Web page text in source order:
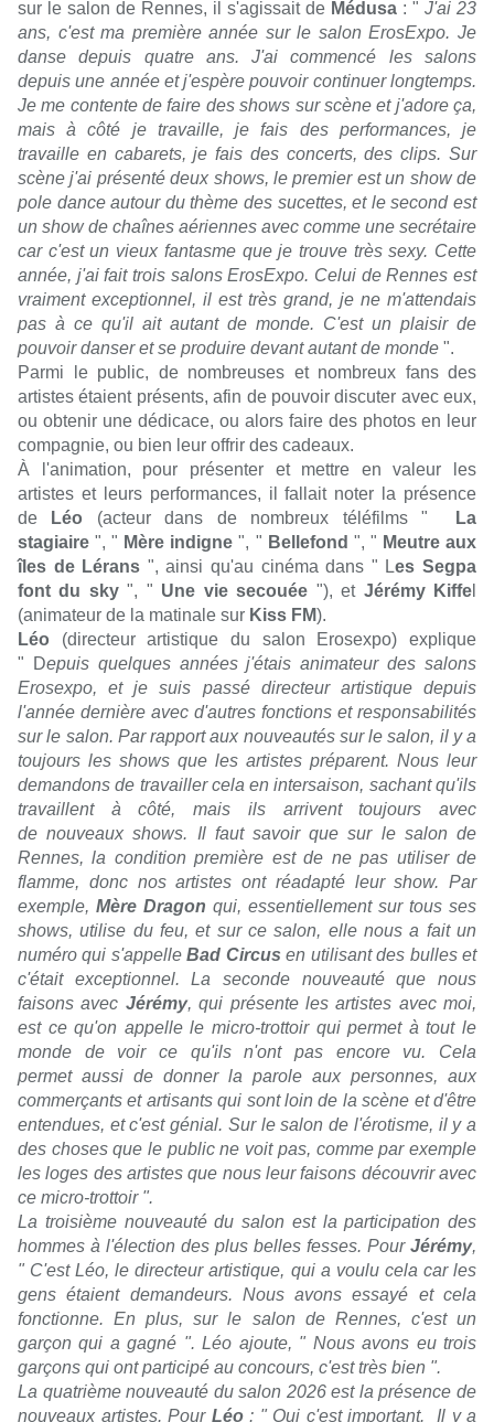
sur le salon de Rennes, il s'agissait de Médusa : " J'ai 23
ans, c'est ma première année sur le salon ErosExpo. Je
danse depuis quatre ans. J'ai commencé les salons
depuis une année et j'espère pouvoir continuer longtemps.
Je me contente de faire des shows sur scène et j'adore ça,
mais à côté je travaille, je fais des performances, je
travaille en cabarets, je fais des concerts, des clips. Sur
scène j'ai présenté deux shows, le premier est un show de
pole dance autour du thème des sucettes, et le second est
un show de chaînes aériennes avec comme une secrétaire
car c'est un vieux fantasme que je trouve très sexy. Cette
année, j'ai fait trois salons ErosExpo. Celui de Rennes est
vraiment exceptionnel, il est très grand, je ne m'attendais
pas à ce qu'il ait autant de monde. C'est un plaisir de
pouvoir danser et se produire devant autant de monde ".
Parmi le public, de nombreuses et nombreux fans des
artistes étaient présents, afin de pouvoir discuter avec eux,
ou obtenir une dédicace, ou alors faire des photos en leur
compagnie, ou bien leur offrir des cadeaux.
À l'animation, pour présenter et mettre en valeur les
artistes et leurs performances, il fallait noter la présence
de
Léo (acteur dans de nombreux téléfilms "
La
stagiaire ", " Mère indigne ", " Bellefond ", " Meutre aux
îles de Lérans ", ainsi qu'au cinéma dans " Les Segpa
font du sky ", " Une vie secouée "), et Jérémy Kiffe
(animateur de la matinale sur Kiss FM).
Léo
(directeur artistique du salon Erosexpo) explique
" Depuis quelques années j'étais animateur des salons
Erosexpo, et je suis passé directeur artistique depuis
l'année dernière avec d'autres fonctions et responsabilités
sur le salon. Par rapport aux nouveautés sur le salon, il y a
toujours les shows que les artistes préparent. Nous leur
demandons de travailler cela en intersaison, sachant qu'ils
travaillent à côté, mais ils arrivent toujours avec
de nouveaux shows. Il faut savoir que sur le salon de
Rennes, la condition première est de ne pas utiliser de
flamme, donc nos artistes ont réadapté leur show. Par
exemple, Mère Dragon qui, essentiellement sur tous ses
shows, utilise du feu, et sur ce salon, elle nous a fait un
numéro qui s'appelleBad Circusen utilisant des bulles et
c'était exceptionnel. La seconde nouveauté que nous
faisons avec Jérémy, qui présente les artistes avec moi,
est ce qu'on appelle le micro-trottoir qui permet à tout le
monde de voir ce qu'ils n'ont pas encore vu. Cela
permet aussi de donner la parole aux personnes, aux
commerçants et artisants qui sont loin de la scène et d'être
entendues, et c'est génial. Sur le salon de l'érotisme, il y a
des choses que le public ne voit pas, comme par exemple
les loges des artistes que nous leur faisons découvrir avec
ce micro-trottoir ".
La troisième nouveauté du salon est la participation des
hommes à l'élection des plus belles fesses. Pour Jérémy,
" C'est Léo, le directeur artistique, qui a voulu cela car les
gens étaient demandeurs. Nous avons essayé et cela
fonctionne. En plus, sur le salon de Rennes, c'est un
garçon qui a gagné ". Léo ajoute, " Nous avons eu trois
garçons qui ont participé au concours, c'est très bien ".
La quatrième nouveauté du salon 2026 est la présence de
nouveaux artistes. Pour Léo : " Oui c'est important. Il y a